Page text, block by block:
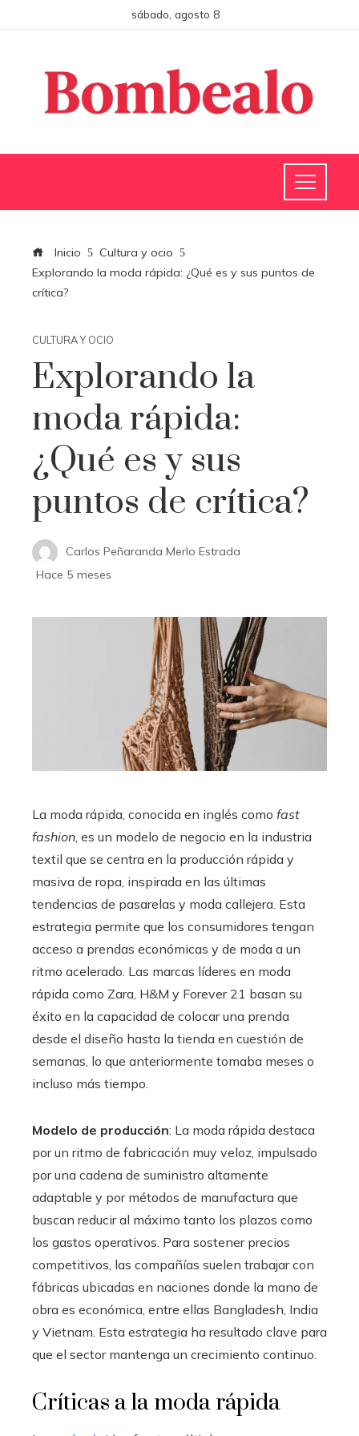
sábado, agosto 8
Inicio
Cultura y ocio
Explorando la moda rápida: ¿Qué es y sus puntos de
crítica?
CULTURA Y OCIO
Explorando la
moda rápida:
¿Qué es y sus
puntos de crítica?
Carlos Peñaranda Merlo Estrada
Hace 5 meses
La moda rápida, conocida en inglés como fast
fashion, es un modelo de negocio en la industria
textil que se centra en la producción rápida y
masiva de ropa, inspirada en las últimas
tendencias de pasarelas y moda callejera. Esta
estrategia permite que los consumidores tengan
acceso a prendas económicas y de moda a un
ritmo acelerado. Las marcas líderes en moda
rápida como Zara, H&M y Forever 21 basan su
éxito en la capacidad de colocar una prenda
desde el diseño hasta la tienda en cuestión de
semanas, lo que anteriormente tomaba meses o
incluso más tiempo.
Modelo de producción: La moda rápida destaca
por un ritmo de fabricación muy veloz, impulsado
por una cadena de suministro altamente
adaptable y por métodos de manufactura que
buscan reducir al máximo tanto los plazos como
los gastos operativos. Para sostener precios
competitivos, las compañías suelen trabajar con
fábricas ubicadas en naciones donde la mano de
obra es económica, entre ellas Bangladesh, India
y Vietnam. Esta estrategia ha resultado clave para
que el sector mantenga un crecimiento continuo.
Críticas a la moda rápida